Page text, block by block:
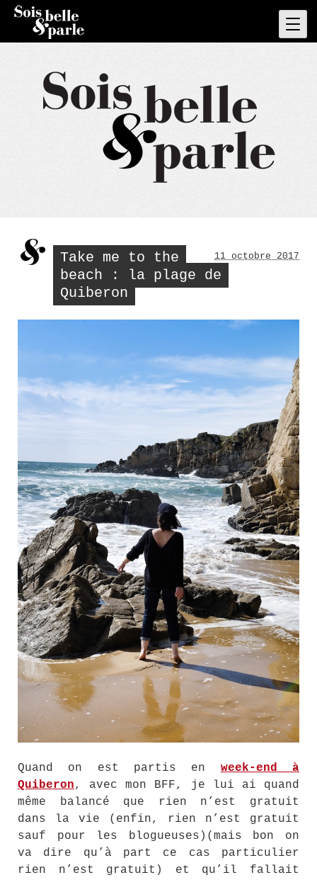
Skip
content
Take me to the
beach : la plage de
Quiberon
11 octobre 2017
Quand on est partis en week-end à
Quiberon, avec mon BFF, je lui ai quand
même balancé que rien n’est gratuit
dans la vie (enfin, rien n’est gratuit
sauf pour les blogueuses)(mais bon on
va dire qu’à part ce cas particulier
rien n’est gratuit) et qu’il fallait